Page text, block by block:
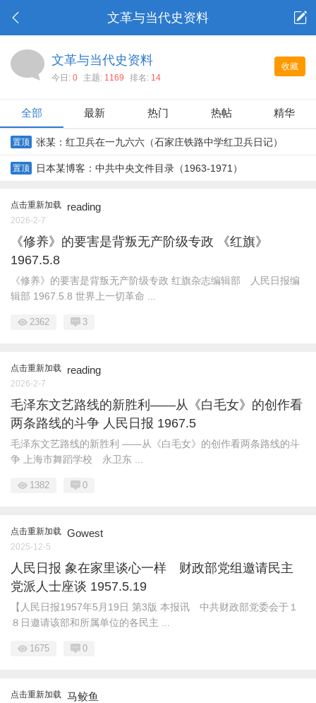
文革与当代史资料
收藏
文革与当代史资料
今日: 0 主题: 1169 排名: 14
全部 最新 热门 热帖 精华
置顶 张某：红卫兵在一九六六（石家庄铁路中学红卫兵日记）
置顶 日本某博客：中共中央文件目录（1963-1971）
点击重新加载 reading
2026-2-7
《修养》的要害是背叛无产阶级专政 《红旗》
1967.5.8
《修养》的要害是背叛无产阶级专政 红旗杂志编辑部 人民日报编
辑部 1967.5.8 世界上一切革命 ...
2362 3
点击重新加载 reading
2026-2-7
毛泽东文艺路线的新胜利——从《白毛女》的创作看
两条路线的斗争 人民日报 1967.5
毛泽东文艺路线的新胜利 ——从《白毛女》的创作看两条路线的斗
争 上海市舞蹈学校 永卫东 ...
1382 0
点击重新加载 Gowest
2025-12-5
人民日报 象在家里谈心一样 财政部党组邀请民主
党派人士座谈 1957.5.19
【人民日报1957年5月19日 第3版 本报讯 中共财政部党委会于１
８日邀请该部和所属单位的各民主 ...
1675 0
点击重新加载 马鲛鱼